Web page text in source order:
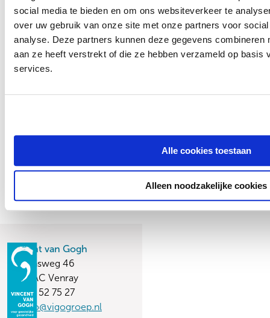
social media te bieden en om ons websiteverkeer te
over uw gebruik van onze site met onze partners voor
analyse. Deze partners kunnen deze gegevens combineren
aan ze heeft verstrekt of die ze hebben verzameld op basis
services.
Alle cookies toestaan
Alleen noodzakelijke cookies
Soms is er eerst nog aanvullend onderzoek nodig:
bijvoorbeeld met vragenlijsten of lichamelijk
Volwassenen
Contact
Wachttijden Veelgestelde vragen
Vincent van Gogh
Stationsweg 46
5803 AC Venray
(0478) 52 75 27
vvginfo@vigogroep.nl